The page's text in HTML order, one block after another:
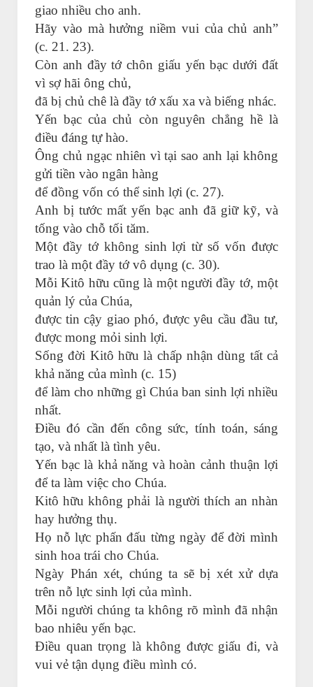
giao nhiều cho anh.
Hãy vào mà hưởng niềm vui của chủ anh”
(c. 21. 23).
Còn anh đầy tớ chôn giấu yến bạc dưới đất
vì sợ hãi ông chủ,
đã bị chủ chê là đầy tớ xấu xa và biếng nhác.
Yến bạc của chủ còn nguyên chẳng hề là
điều đáng tự hào.
Ông chủ ngạc nhiên vì tại sao anh lại không
gửi tiền vào ngân hàng
để đồng vốn có thể sinh lợi (c. 27).
Anh bị tước mất yến bạc anh đã giữ kỹ, và
tống vào chỗ tối tăm.
Một đầy tớ không sinh lợi từ số vốn được
trao là một đầy tớ vô dụng (c. 30).
Mỗi Kitô hữu cũng là một người đầy tớ, một
quản lý của Chúa,
được tin cậy giao phó, được yêu cầu đầu tư,
được mong mỏi sinh lợi.
Sống đời Kitô hữu là chấp nhận dùng tất cả
khả năng của mình (c. 15)
để làm cho những gì Chúa ban sinh lợi nhiều
nhất.
Điều đó cần đến công sức, tính toán, sáng
tạo, và nhất là tình yêu.
Yến bạc là khả năng và hoàn cảnh thuận lợi
để ta làm việc cho Chúa.
Kitô hữu không phải là người thích an nhàn
hay hưởng thụ.
Họ nỗ lực phấn đấu từng ngày để đời mình
sinh hoa trái cho Chúa.
Ngày Phán xét, chúng ta sẽ bị xét xử dựa
trên nỗ lực sinh lợi của mình.
Mỗi người chúng ta không rõ mình đã nhận
bao nhiêu yến bạc.
Điều quan trọng là không được giấu đi, và
vui vẻ tận dụng điều mình có.